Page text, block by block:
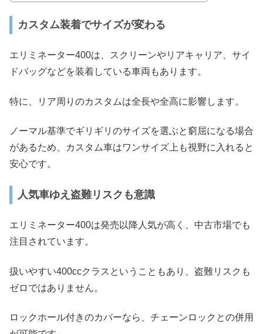
カスタム装着でサイズが変わる
エリミネーター400は、スクリーンやリアキャリア、サイ
ドバッグなどを装着している車両もあります。
特に、リア周りのカスタムは全長や全高に影響します。
ノーマル基準でギリギリのサイズを選ぶと窮屈になる場合
があるため、カスタム車はワンサイズ上も視野に入れると
安心です。
人気車ゆえ盗難リスクも意識
エリミネーター400は発売以降人気が高く、中古市場でも
注目されています。
扱いやすい400ccクラスということもあり、盗難リスクも
ゼロではありません。
ロックホール付きのカバーなら、チェーンロックとの併用